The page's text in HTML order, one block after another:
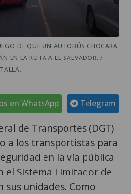
DE QUE UN AUTOBÚS CHOCARA
EN LA RUTA A EL SALVADOR. /
Telegram
en WhatsApp
de Transportes (DGT)
a los transportistas para
en la vía pública
el Sistema Limitador de
sus unidades. Como